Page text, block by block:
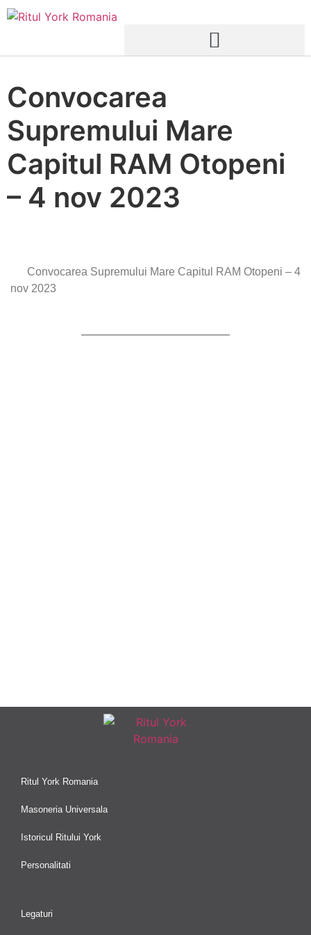
Convocarea
Supremului Mare
Capitul RAM Otopeni
– 4 nov 2023
Convocarea Supremului Mare Capitul RAM Otopeni – 4
nov 2023
Ritul York Romania
Masoneria Universala
Istoricul Ritului York
Personalitati
Legaturi